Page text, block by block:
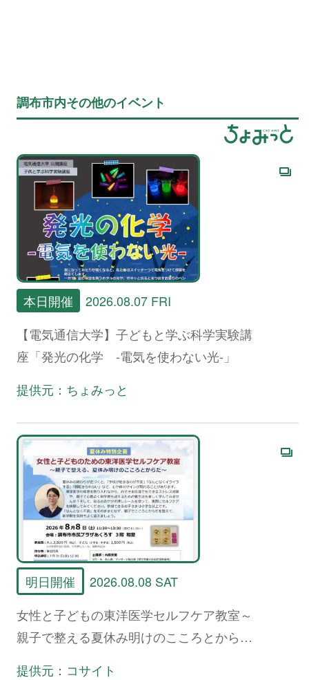
調布市内その他のイベント
本日開催
2026.08.07 FRI
【電気通信大学】子どもと学ぶ科学実験講
座「発光の化学 -電気を使わない光-」
提供元：ちょみっと
明日開催
2026.08.08 SAT
女性と子どもの東洋医学セルフケア教室～
親子で整える夏休み明けのこころとからだ
提供元：コサイト